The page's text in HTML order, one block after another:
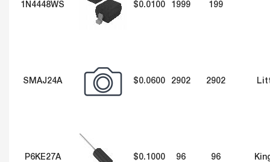
1N4448WS $0.0100 1999 199
SMAJ24A $0.0600 2902 2902
P6KE27A $0.1000 96 96